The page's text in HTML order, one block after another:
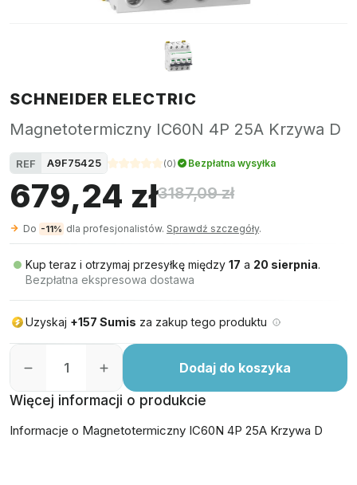
SCHNEIDER ELECTRIC
Magnetotermiczny IC60N 4P 25A Krzywa D
REF A9F75425 (0) Bezpłatna wysyłka
679,24 zł3187,09 zł
Do -11% dla profesjonalistów. Sprawdź szczegóły.
Kup teraz i otrzymaj przesyłkę między 17 a 20 sierpnia.
Bezpłatna ekspresowa dostawa
Uzyskaj +157 Sumis za zakup tego produktu
Dodaj do koszyka
Więcej informacji o produkcie
Informacje o Magnetotermiczny IC60N 4P 25A Krzywa D